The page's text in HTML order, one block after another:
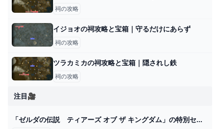
祠の攻略
イジョオの祠攻略と宝箱｜守るだけにあらず
祠の攻略
ツラカミカの祠攻略と宝箱｜隠されし鉄
祠の攻略
注目🎥
「ゼルダの伝説 ティアーズ オブ ザ キングダム」の特別セットが割引価格になるキャンペーンが本日5月28日まで（GAME Watch） - Yahoo!ニュース